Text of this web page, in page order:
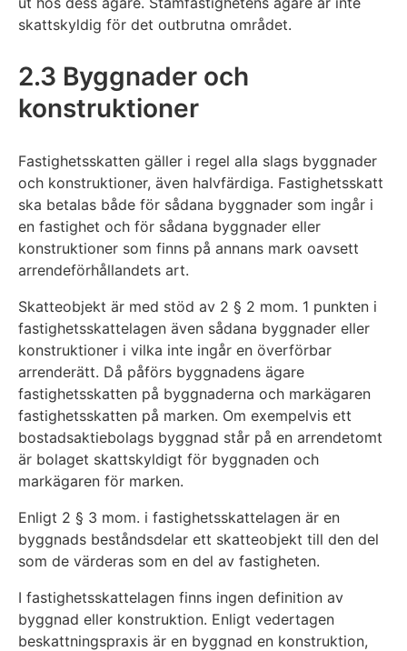
skattskyldig för det outbrutna området.
2.3 Byggnader och
konstruktioner
Fastighetsskatten gäller i regel alla slags byggnader
och konstruktioner, även halvfärdiga. Fastighetsskatt
ska betalas både för sådana byggnader som ingår i
en fastighet och för sådana byggnader eller
konstruktioner som finns på annans mark oavsett
arrendeförhållandets art.
Skatteobjekt är med stöd av 2 § 2 mom. 1 punkten i
fastighetsskattelagen även sådana byggnader eller
konstruktioner i vilka inte ingår en överförbar
arrenderätt. Då påförs byggnadens ägare
fastighetsskatten på byggnaderna och markägaren
fastighetsskatten på marken. Om exempelvis ett
bostadsaktiebolags byggnad står på en arrendetomt
är bolaget skattskyldigt för byggnaden och
markägaren för marken.
Enligt 2 § 3 mom. i fastighetsskattelagen är en
byggnads beståndsdelar ett skatteobjekt till den del
som de värderas som en del av fastigheten.
I fastighetsskattelagen finns ingen definition av
byggnad eller konstruktion. Enligt vedertagen
beskattningspraxis är en byggnad en konstruktion,